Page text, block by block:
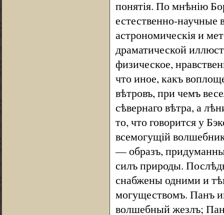
понятія. По мнѣнію
естественно-научные
астрономическія и
драматической
физическое,
что иное, какъ
вѣтровъ, при чемъ
сѣвернаго вѣтра, а
то, что говорится у
всемогущій
— образъ,
силъ природы.
снабжены одними и
могуществомъ. Панъ
волшебный жезлъ;